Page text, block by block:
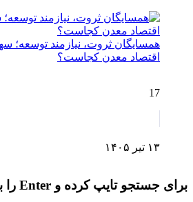
همسایگان ثروت، نیازمند توسعه؛
اقتصاد معدن کجاست؟
17
۱۳ تیر ۱۴۰۵
برای جستجو تایپ کرده و Enter را بزنید